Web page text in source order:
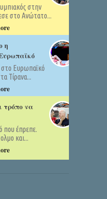
στην
στο Ανώτατο...
η
στο Ευρωπαϊκό
Τίρανα...
τρόπο να
που έπρεπε.
και...